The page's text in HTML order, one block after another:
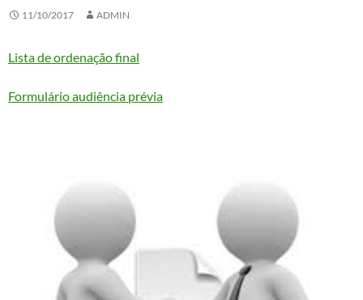
11/10/2017 ADMIN
Lista de ordenação final
Formulário audiência prévia